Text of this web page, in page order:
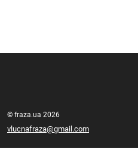
© fraza.ua 2026
vlucnafraza@gmail.com